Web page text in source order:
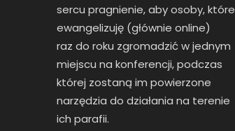
sercu pragnienie, aby osoby, które
ewangelizuję (głównie online)
raz do roku zgromadzić w jednym
miejscu na konferencji, podczas
której zostaną im powierzone
narzędzia do działania na terenie
ich parafii.